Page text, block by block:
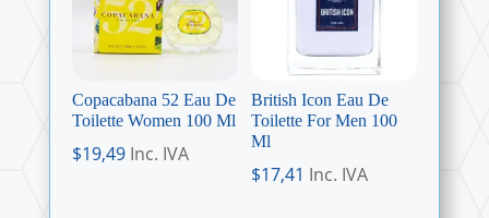
Copacabana 52 Eau De
Toilette Women 100 Ml
$19,49 Inc. IVA
British Icon Eau De
Toilette For Men 100
Ml
$17,41 Inc. IVA